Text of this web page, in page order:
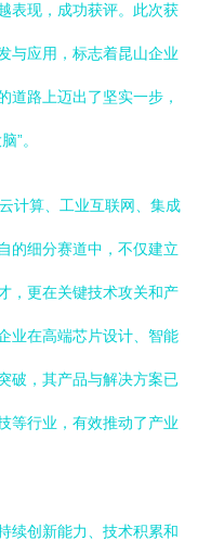
表现，成功获评。此次获
与应用，标志着昆山企业
道路上迈出了坚实一步，
”。
计算、工业互联网、集成
的细分赛道中，不仅建立
，更在关键技术攻关和产
业在高端芯片设计、智能
破，其产品与解决方案已
等行业，有效推动了产业
续创新能力、技术积累和